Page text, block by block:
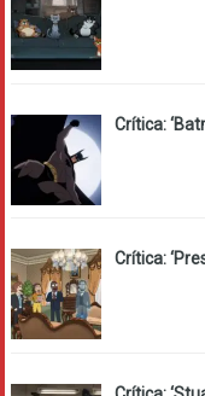
Crítica:
Crítica: